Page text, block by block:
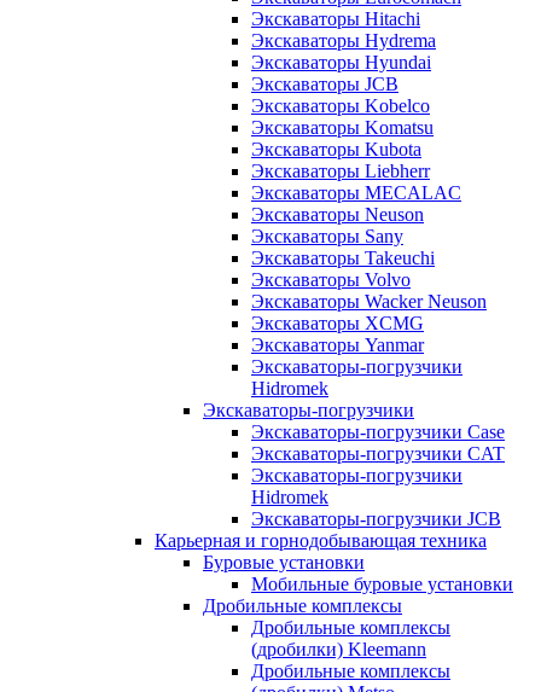
Экскаваторы Hitachi
Экскаваторы Hydrema
Экскаваторы Hyundai
Экскаваторы JCB
Экскаваторы Kobelco
Экскаваторы Komatsu
Экскаваторы Kubota
Экскаваторы Liebherr
Экскаваторы MECALAC
Экскаваторы Neuson
Экскаваторы Sany
Экскаваторы Takeuchi
Экскаваторы Volvo
Экскаваторы Wacker Neuson
Экскаваторы XCMG
Экскаваторы Yanmar
Экскаваторы-погрузчики
Hidromek
Экскаваторы-погрузчики
Экскаваторы-погрузчики Case
Экскаваторы-погрузчики CAT
Экскаваторы-погрузчики
Hidromek
Экскаваторы-погрузчики JCB
Карьерная и горнодобывающая техника
Буровые установки
Мобильные буровые установки
Дробильные комплексы
Дробильные комплексы
(дробилки) Kleemann
Дробильные комплексы